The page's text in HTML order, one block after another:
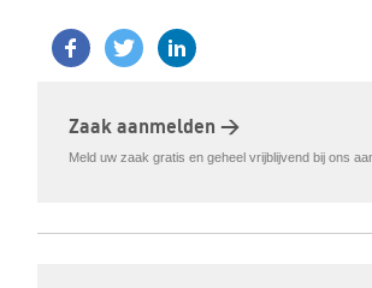
Zaak aanmelden >
Meld uw zaak gratis en geheel vrijblijvend bij ons